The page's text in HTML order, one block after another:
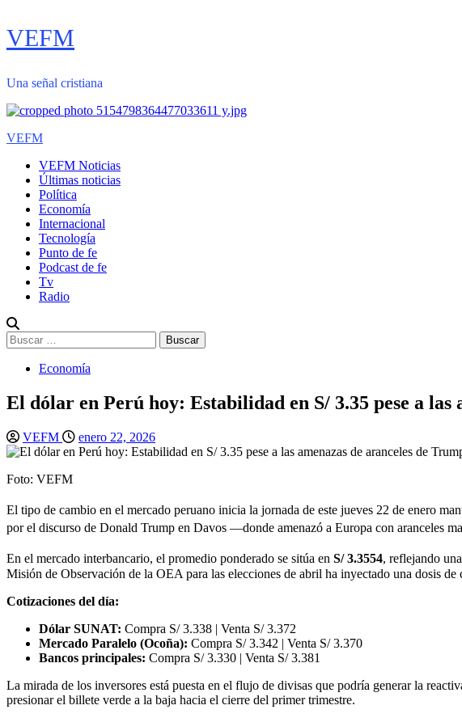
Saltar
al
VEFM
Una señal cristiana
Menú
VEFM
VEFM Noticias
Últimas noticias
Política
Economía
Internacional
Tecnología
Punto de fe
Podcast de fe
Tv
Radio
Buscar:
Economía
El dólar en Perú hoy: Estabilidad en S/ 3.35 pese a
VEFM enero 22, 2026
Foto: VEFM
El tipo de cambio en el mercado peruano inicia la jornada de este jueves 22 de enero
por el discurso de Donald Trump en Davos —donde amenazó a Europa con aranceles
En el mercado interbancario, el promedio ponderado se sitúa en S/ 3.3554, reflejando
Misión de Observación de la OEA para las elecciones de abril ha inyectado una dosis
Cotizaciones del día:
Dólar SUNAT: Compra S/ 3.338 | Venta S/ 3.372
Mercado Paralelo (Ocoña): Compra S/ 3.342 | Venta S/ 3.370
Bancos principales: Compra S/ 3.330 | Venta S/ 3.381
La mirada de los inversores está puesta en el flujo de divisas que podría generar la
presionar el billete verde a la baja hacia el cierre del primer trimestre.